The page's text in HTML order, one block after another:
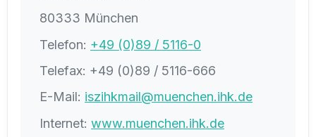
80333 München
Telefon: +49 (0)89 / 5116-0
Telefax: +49 (0)89 / 5116-666
E-Mail: iszihkmail@muenchen.ihk.de
Internet: www.muenchen.ihk.de